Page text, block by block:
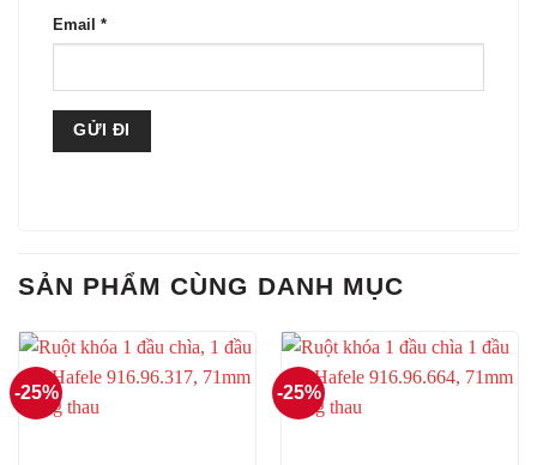
Email *
SẢN PHẨM CÙNG DANH MỤC
-25% -25%